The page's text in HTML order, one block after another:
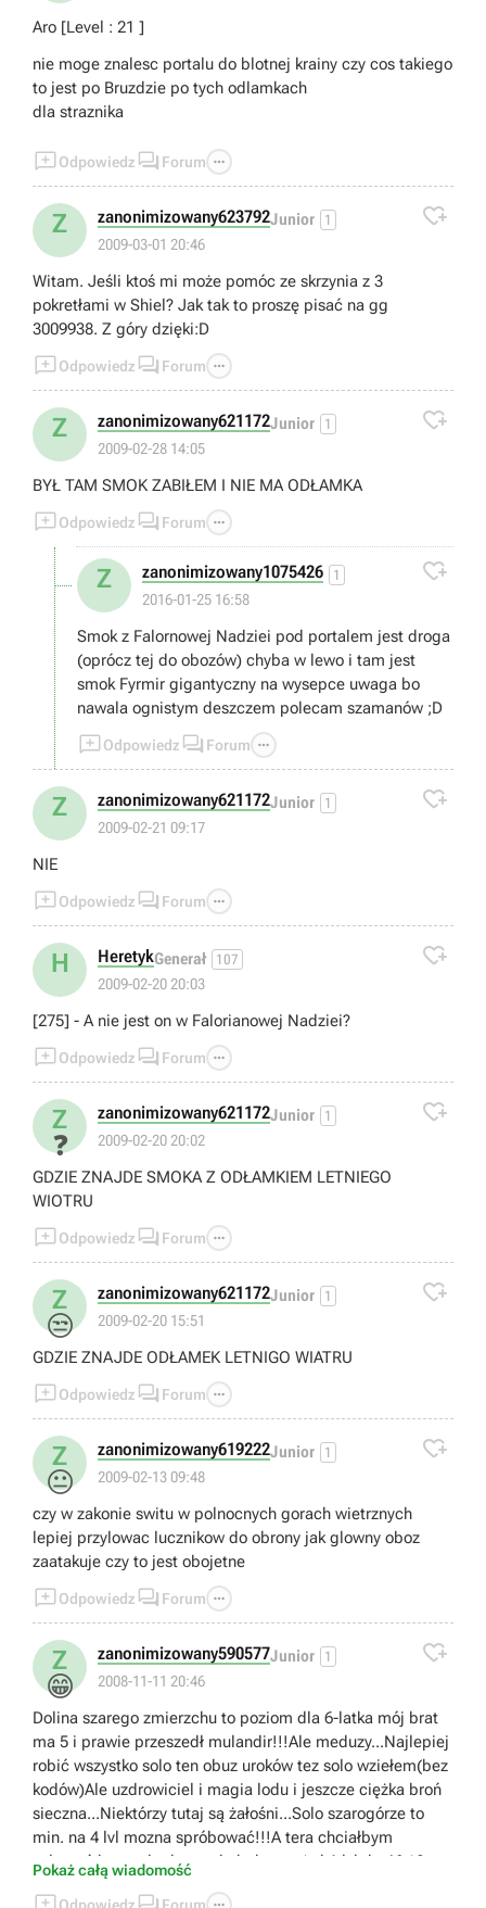
Aro [Level : 21 ]
nie moge znalesc portalu do blotnej krainy czy cos takiego
to jest po Bruzdzie po tych odlamkach
dla straznika
Odpowiedz  Forum 
Z zanonimizowany623792Junior 1
2009-03-01 20:46

Witam. Jeśli ktoś mi może pomóc ze skrzynia z 3
pokretłami w Shiel? Jak tak to proszę pisać na gg
3009938. Z góry dzięki:D
Odpowiedz  Forum 
Z zanonimizowany621172Junior 1
2009-02-28 14:05

BYŁ TAM SMOK ZABIŁEM I NIE MA ODŁAMKA
Odpowiedz  Forum 
Z zanonimizowany1075426 1
2016-01-25 16:58

Smok z Falornowej Nadziei pod portalem jest droga
(oprócz tej do obozów) chyba w lewo i tam jest
smok Fyrmir gigantyczny na wysepce uwaga bo
nawala ognistym deszczem polecam szamanów ;D
Odpowiedz  Forum 
Z zanonimizowany621172Junior 1
2009-02-21 09:17

NIE
Odpowiedz  Forum 
H HeretykGenerał 107
2009-02-20 20:03

[275] - A nie jest on w Falorianowej Nadziei?
Odpowiedz  Forum 
Z
❓
zanonimizowany621172Junior 1
2009-02-20 20:02

GDZIE ZNAJDE SMOKA Z ODŁAMKIEM LETNIEGO
WIOTRU
Odpowiedz  Forum 
Z
😒
zanonimizowany621172Junior 1
2009-02-20 15:51

GDZIE ZNAJDE ODŁAMEK LETNIGO WIATRU
Odpowiedz  Forum 
Z
😐
zanonimizowany619222Junior 1
2009-02-13 09:48

czy w zakonie switu w polnocnych gorach wietrznych
lepiej przylowac lucznikow do obrony jak glowny oboz
zaatakuje czy to jest obojetne
Odpowiedz  Forum 
Z
😁
zanonimizowany590577Junior 1
2008-11-11 20:46

Dolina szarego zmierzchu to poziom dla 6-latka mój brat
ma 5 i prawie przeszedł mulandir!!!Ale meduzy...Najlepiej
robić wszystko solo ten obuz uroków tez solo wziełem(bez
kodów)Ale uzdrowiciel i magia lodu i jeszcze ciężka broń
sieczna...Niektórzy tutaj są żałośni...Solo szarogórze to
min. na 4 lvl mozna spróbować!!!A tera chciałbym
usłyszeć kto grał od zera do bohatera(od 1 lvl do 46+)?
Pokaż całą wiadomość